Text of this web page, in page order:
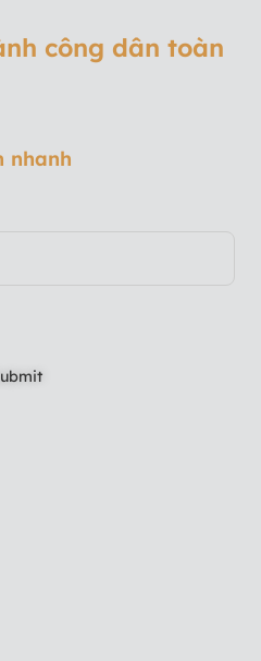
công dân toàn
nhanh